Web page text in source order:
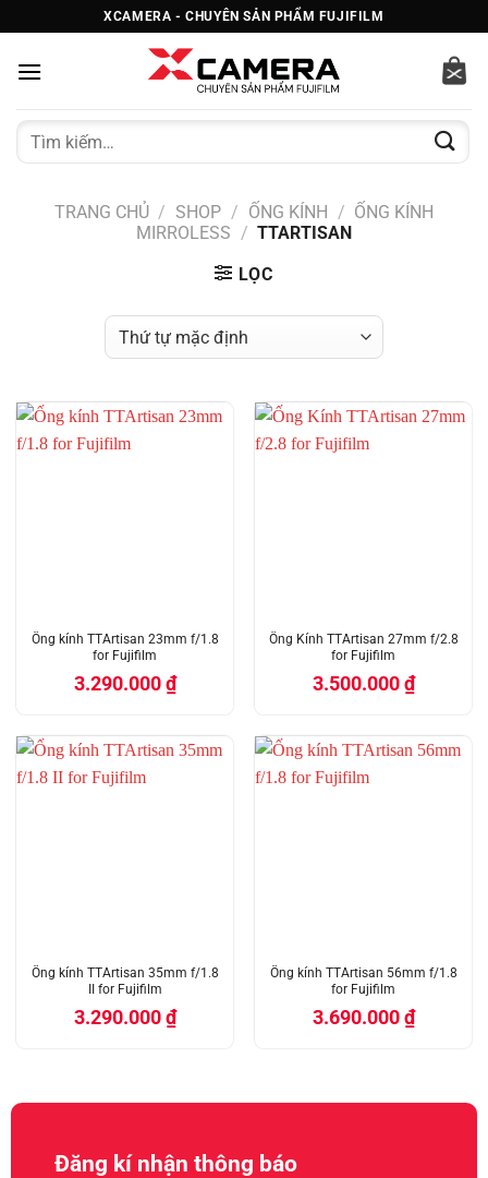
qua
nội
XCAMERA - CHUYÊN SẢN PHẨM FUJIFILM
Tìm
TRANG CHỦ / SHOP / ỐNG KÍNH / ỐNG KÍNH
MIRROLESS / TTARTISAN
LỌC
Ống kính TTArtisan 23mm f/1.8
for Fujifilm
3.290.000₫
Ống Kính TTArtisan 27mm f/2.8
for Fujifilm
3.500.000₫
Ống kính TTArtisan 35mm f/1.8
II for Fujifilm
3.290.000₫
Ống kính TTArtisan 56mm f/1.8
for Fujifilm
3.690.000₫
Đăng kí nhận thông báo